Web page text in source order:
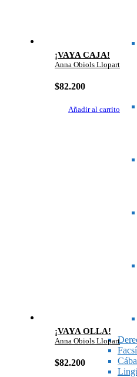
¡VAYA CAJA!
Anna Obiols Llopart
$82.200
Añadir al carrito
¡VAYA OLLA!
Anna Obiols Llopart
$82.200